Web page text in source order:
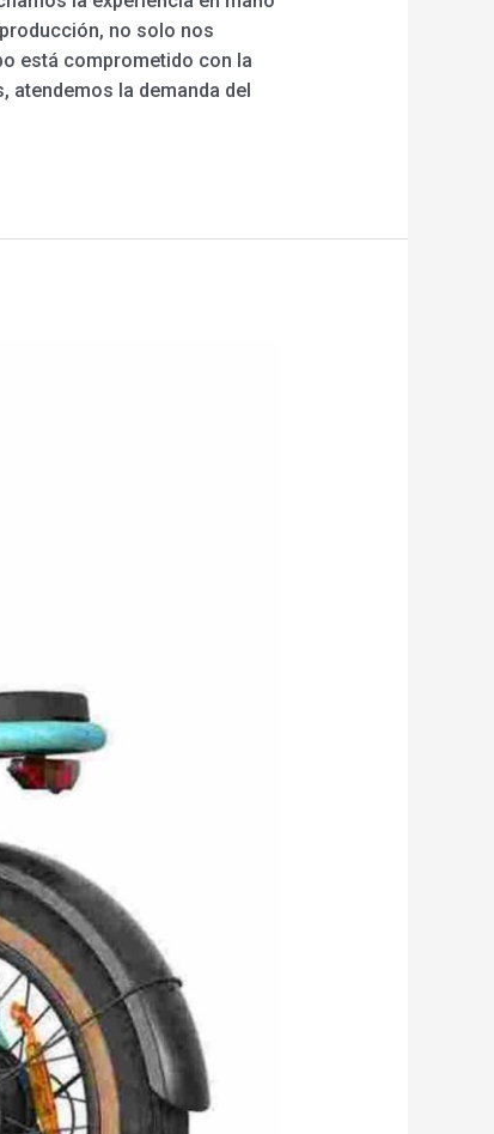
no solo nos
está comprometido con la
la demanda del